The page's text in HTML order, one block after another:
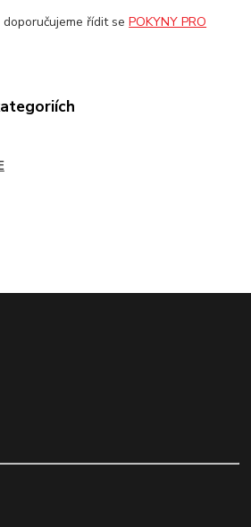
doporučujeme řídit sePOKYNY PRO